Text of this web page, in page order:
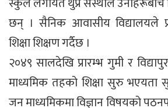
छन् । सैनिक आवासीय विद्यालयले
शिक्षा शिक्षण गर्दैछ ।
२०४९ सालदेखि प्रारम्भ गुमी र
माध्यमिक तहको शिक्षा सुरु भएयता
जन माध्यमिकमा विज्ञान विषयको